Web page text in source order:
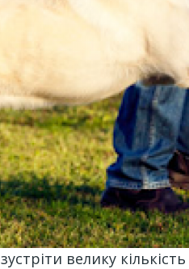
велику